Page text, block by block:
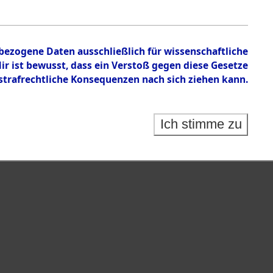
des Verlaufs und der Geschehnisse um
Daten ausschließlich für wissenschaftliche
bewusst, dass ein Verstoß gegen diese Gesetze
Konsequenzen nach sich ziehen kann.
Ich stimme zu